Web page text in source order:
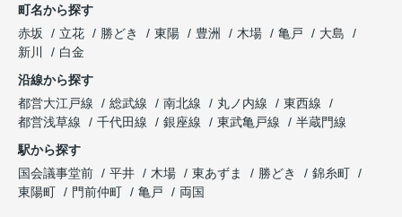
町名から探す
赤坂
立花 勝どき 東陽 豊洲 木場 亀戸
大島
新川
白金
沿線から探す
都営大江戸線
総武線 南北線 丸ノ内線
東西線
都営浅草線
千代田線 銀座線 東武亀戸線
半蔵門線
駅から探す
国会議事堂前
平井 木場 東あずま 勝どき
錦糸町
東陽町
門前仲町 亀戸 両国